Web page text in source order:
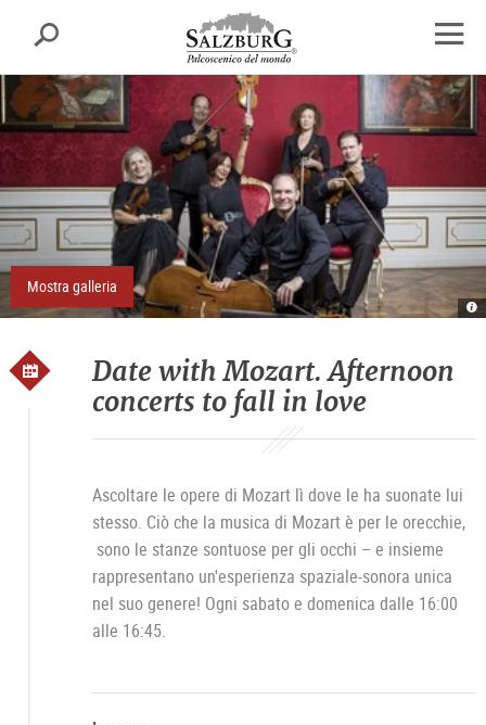
sr.skipnav.Zum
Inhalt
springen
sr.skipnav.Zum
Hauptmenü
springen
sr.skipnav.Zu
den
Kontaktinformationen
cerca
di
Mostra galleria
Date with Mozart. Afternoon
concerts to fall in love
Ascoltare le opere di Mozart lì dove le ha suonate lui
stesso. Ciò che la musica di Mozart è per le orecchie,
sono le stanze sontuose per gli occhi – e insieme
rappresentano un'esperienza spaziale-sonora unica
nel suo genere! Ogni sabato e domenica dalle 16:00
alle 16:45.